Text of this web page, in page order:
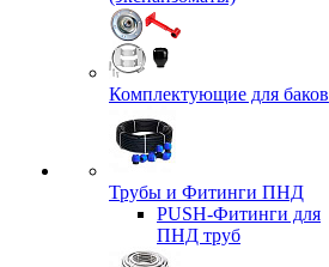
Комплектующие для баков
Трубы и Фитинги ПНД
PUSH-Фитинги для
ПНД труб